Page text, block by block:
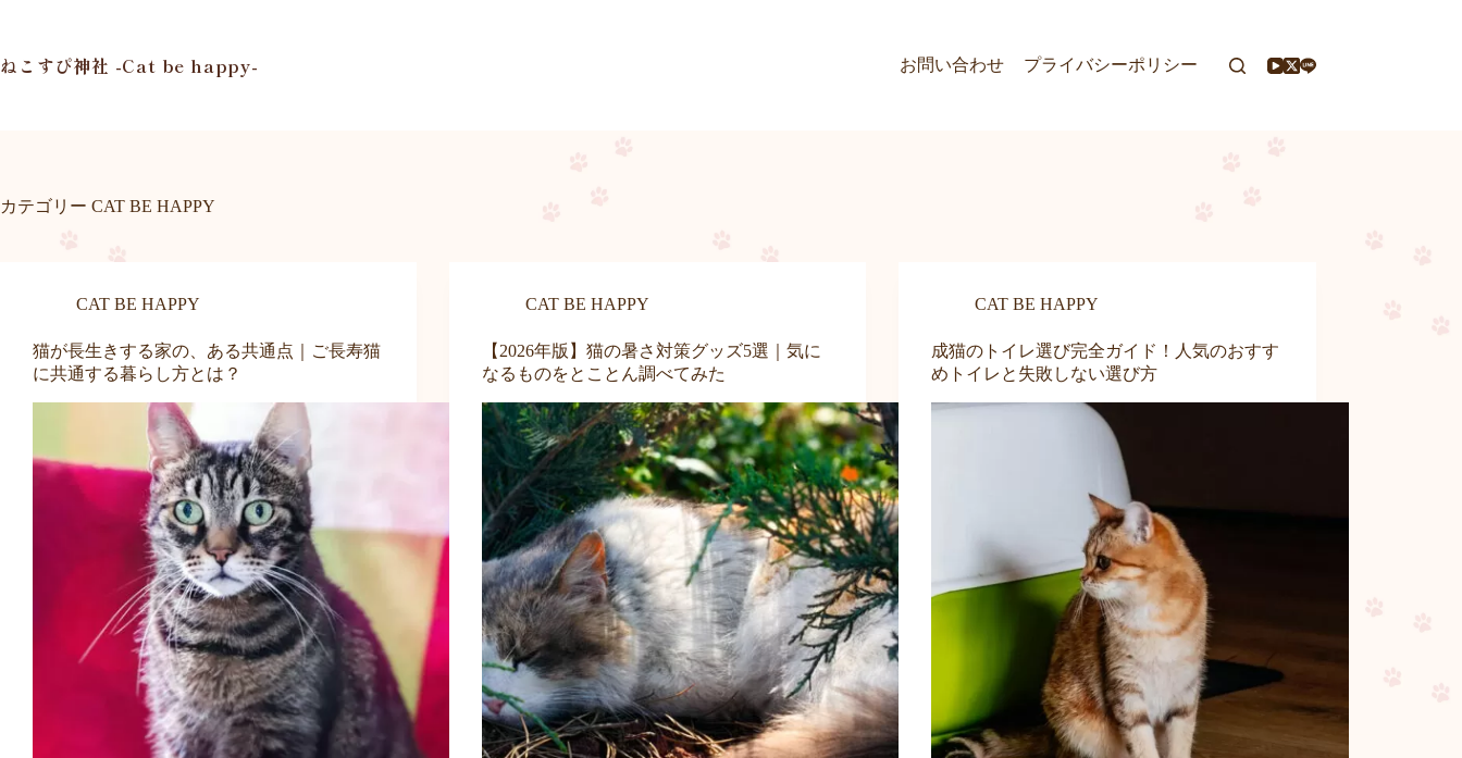
テ
ン
プ
ねこすぴ神社 -Cat be happy- お問い合わせ プライバシーポリシー
カテゴリー CAT BE HAPPY
CAT BE HAPPY
猫が長生きする家の、ある共通点｜ご長寿猫
に共通する暮らし方とは？
CAT BE HAPPY
【2026年版】猫の暑さ対策グッズ5選｜気に
なるものをとことん調べてみた
CAT BE HAPPY
成猫のトイレ選び完全ガイド！人気のおすす
めトイレと失敗しない選び方